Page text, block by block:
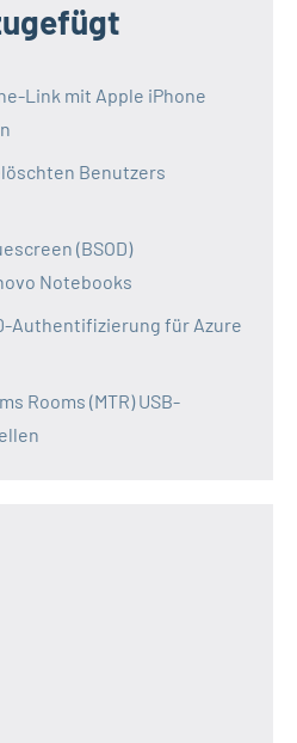
Link mit Apple iPhone
Benutzers
(BSOD)
Notebooks
Authentifizierung für Azure
Rooms (MTR) USB-